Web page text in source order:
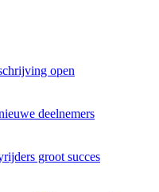
open
deelnemers
groot succes